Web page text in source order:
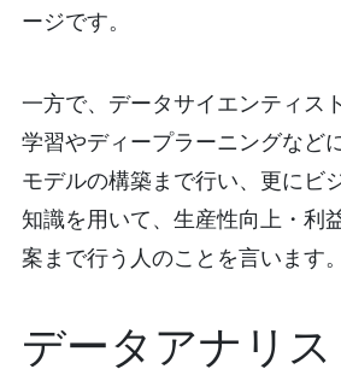
ージです。
一方で、データサイエンティス
学習やディープラーニングなど
モデルの構築まで行い、更にビ
知識を用いて、生産性向上・利
案まで行う人のことを言います。
データアナリ